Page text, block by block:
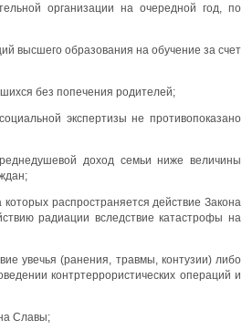
организации на очередной год, по
высшего образования на обучение за счет
без попечения родителей;
экспертизы не противопоказано
доход семьи ниже величины
распространяется действие Закона
радиации вследствие катастрофы на
увечья (ранения, травмы, контузии) либо
контртеррористических операций и
Славы;